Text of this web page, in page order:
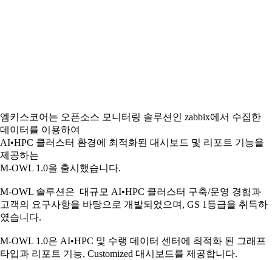
엠키스코어는 오픈소스 모니터링 솔루션인 zabbix에서 수집한
데이터를 이용하여
AI•HPC 클러스터 환경에 최적화된 대시보드 및 리포트 기능을
제공하는
M-OWL 1.0을 출시했습니다.
M-OWL 솔루션은 대규모 AI•HPC 클러스터 구축/운영 경험과
고객의 요구사항을 바탕으로 개발되었으며, GS 1등급을 취득하
였습니다.
M-OWL 1.0은 AI•HPC 및 수랭 데이터 센터에 최적화 된 그래프
타입과 리포트 기능, Customized 대시보드를 제공합니다.